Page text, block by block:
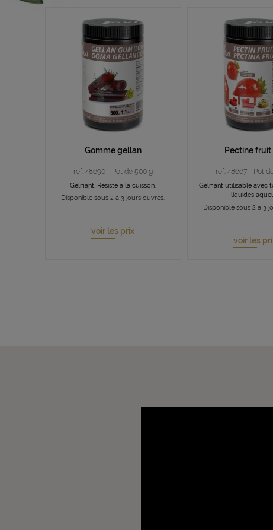
Gomme gellan
ref. 48690 - Pot de 500 g
Gélifiant. Résiste à la cuisson.
Disponible sous 2 à 3 jours ouvrés.
voir les prix
Pectine fruit
ref. 48667 - Pot
Gélifiant utilisable avec
liquides
Disponible sous 2 à 3
voir les